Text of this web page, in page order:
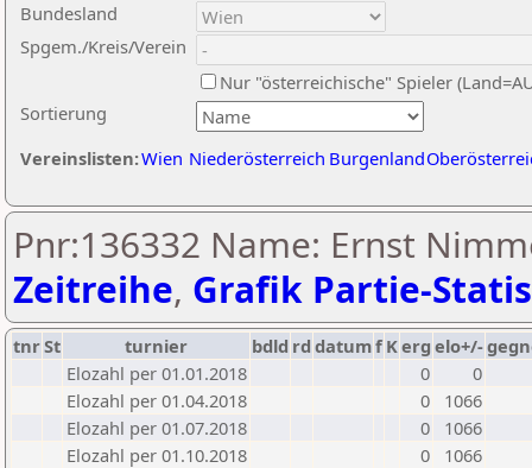
Sortierung
Bundesland
Spgem./Kreis/Verein
Nur "österreichische" Spieler
Vereinslisten:Wien Niederösterreich Burgenland
Pnr:136332 Name: Ernst
Zeitreihe, Grafik Partie-
tnrSt turnier bdld rd datumf Kerg elo+/-
Elozahl per 01.01.2018
0
0
Elozahl per 01.04.2018
0
1066
Elozahl per 01.07.2018
0
1066
Elozahl per 01.10.2018
0
1066